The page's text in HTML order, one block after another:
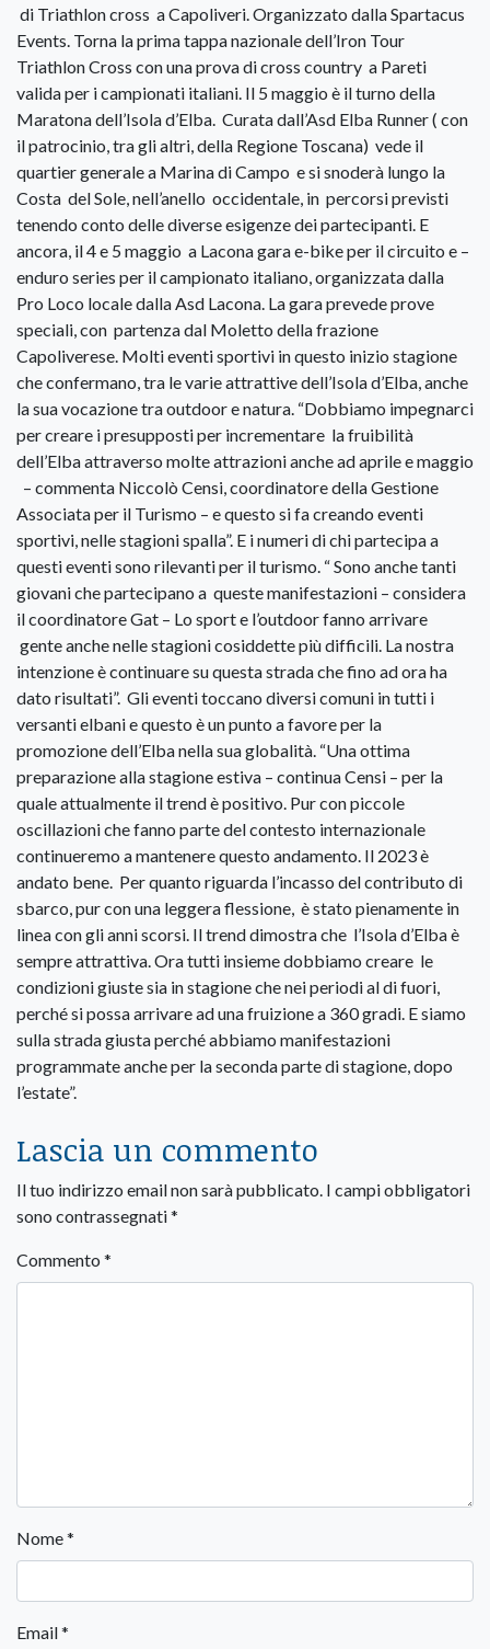
di Triathlon cross a Capoliveri. Organizzato dalla Spartacus
Events. Torna la prima tappa nazionale dell’Iron Tour
Triathlon Cross con una prova di cross country a Pareti
valida per i campionati italiani. Il 5 maggio è il turno della
Maratona dell’Isola d’Elba. Curata dall’Asd Elba Runner ( con
il patrocinio, tra gli altri, della Regione Toscana) vede il
quartier generale a Marina di Campo e si snoderà lungo la
Costa del Sole, nell’anello occidentale, in percorsi previsti
tenendo conto delle diverse esigenze dei partecipanti. E
ancora, il 4 e 5 maggio a Lacona gara e-bike per il circuito e –
enduro series per il campionato italiano, organizzata dalla
Pro Loco locale dalla Asd Lacona. La gara prevede prove
speciali, con partenza dal Moletto della frazione
Capoliverese. Molti eventi sportivi in questo inizio stagione
che confermano, tra le varie attrattive dell’Isola d’Elba, anche
la sua vocazione tra outdoor e natura. “Dobbiamo impegnarci
per creare i presupposti per incrementare la fruibilità
dell’Elba attraverso molte attrazioni anche ad aprile e maggio
– commenta Niccolò Censi, coordinatore della Gestione
Associata per il Turismo – e questo si fa creando eventi
sportivi, nelle stagioni spalla”. E i numeri di chi partecipa a
questi eventi sono rilevanti per il turismo. “ Sono anche tanti
giovani che partecipano a queste manifestazioni – considera
il coordinatore Gat – Lo sport e l’outdoor fanno arrivare
gente anche nelle stagioni cosiddette più difficili. La nostra
intenzione è continuare su questa strada che fino ad ora ha
dato risultati”. Gli eventi toccano diversi comuni in tutti i
versanti elbani e questo è un punto a favore per la
promozione dell’Elba nella sua globalità. “Una ottima
preparazione alla stagione estiva – continua Censi – per la
quale attualmente il trend è positivo. Pur con piccole
oscillazioni che fanno parte del contesto internazionale
continueremo a mantenere questo andamento. Il 2023 è
andato bene. Per quanto riguarda l’incasso del contributo di
sbarco, pur con una leggera flessione, è stato pienamente in
linea con gli anni scorsi. Il trend dimostra che l’Isola d’Elba è
sempre attrattiva. Ora tutti insieme dobbiamo creare le
condizioni giuste sia in stagione che nei periodi al di fuori,
perché si possa arrivare ad una fruizione a 360 gradi. E siamo
sulla strada giusta perché abbiamo manifestazioni
programmate anche per la seconda parte di stagione, dopo
l’estate”.
Lascia un commento
Il tuo indirizzo email non sarà pubblicato. I campi obbligatori
sono contrassegnati*
Commento *
Nome*
Email*